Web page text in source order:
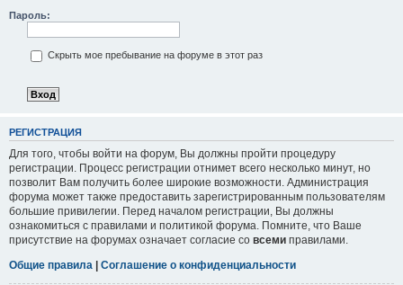
Пароль:
Скрыть мое пребывание на форуме в этот раз
РЕГИСТРАЦИЯ
Для того, чтобы войти на форум, Вы должны пройти процедуру
регистрации. Процесс регистрации отнимет всего несколько минут, но
позволит Вам получить более широкие возможности. Администрация
форума может также предоставить зарегистрированным пользователям
большие привилегии. Перед началом регистрации, Вы должны
ознакомиться с правилами и политикой форума. Помните, что Ваше
присутствие на форумах означает согласие со всеми правилами.
Общие правила | Соглашение о конфиденциальности